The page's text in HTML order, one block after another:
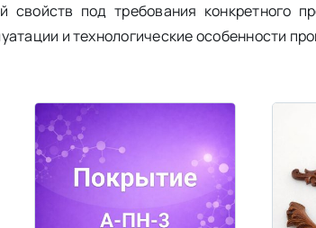
под требования конкретного
и технологические особенности